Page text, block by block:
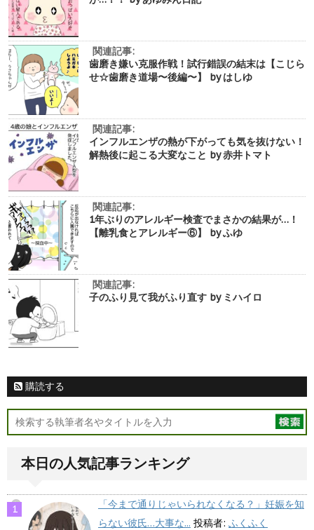
関連記事:
歯磨き嫌い克服作戦！試行錯誤の結末は【こじら
せ☆歯磨き道場〜後編〜】 by はしゆ
関連記事:
インフルエンザの熱が下がっても気を抜けない！
解熱後に起こる大変なこと by 赤井トマト
関連記事:
1年ぶりのアレルギー検査でまさかの結果が…！
【離乳食とアレルギー⑥】 by ふゆ
関連記事:
子のふり見て我がふり直す by ミハイロ
購読する
本日の人気記事ランキング
「今まで通りじゃいられなくなる？」妊娠を知
らない彼氏…大事な... 投稿者: ふくふく